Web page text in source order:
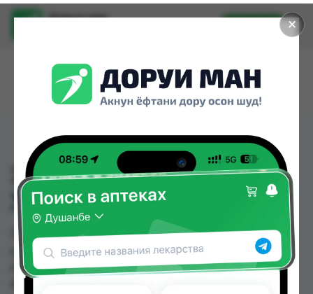
✕
Доруи ман
Установить
ЭССЕНЦИАЛ ФОРТЕ Н
300МГ №100
ЭССЕНЦИАЛ ФОРТЕ Н 300МГ №100 можно
купить или заказать в аптеках, Аптека Нур (Nur),
Арча, Дору Фарм №2, Дору Фарм №20, Дору